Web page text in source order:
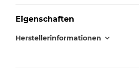
Eigenschaften
Herstellerinformationen